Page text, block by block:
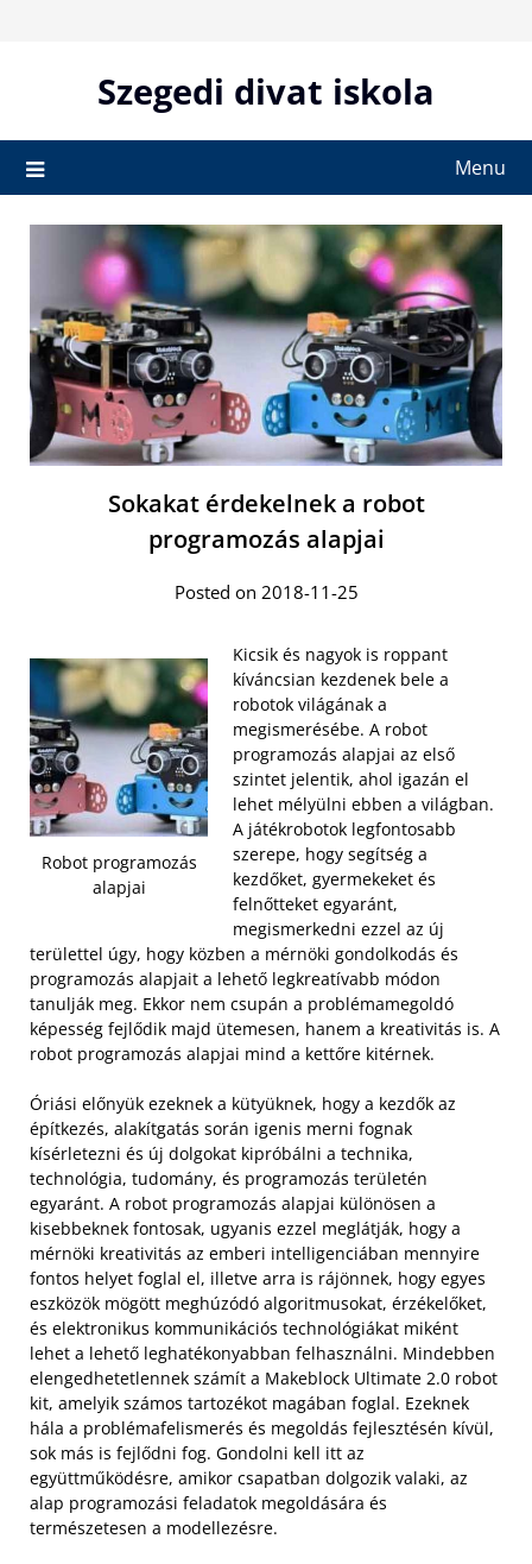
Szegedi divat iskola
Menu
Sokakat érdekelnek a robot
programozás alapjai
Posted on 2018-11-25
Robot programozás
alapjai
Kicsik és nagyok is roppant
kíváncsian kezdenek bele a
robotok világának a
megismerésébe. A robot
programozás alapjai az első
szintet jelentik, ahol igazán el
lehet mélyülni ebben a világban.
A játékrobotok legfontosabb
szerepe, hogy segítség a
kezdőket, gyermekeket és
felnőtteket egyaránt,
megismerkedni ezzel az új
területtel úgy, hogy közben a mérnöki gondolkodás és
programozás alapjait a lehető legkreatívabb módon
tanulják meg. Ekkor nem csupán a problémamegoldó
képesség fejlődik majd ütemesen, hanem a kreativitás is. A
robot programozás alapjai mind a kettőre kitérnek.
Óriási előnyük ezeknek a kütyüknek, hogy a kezdők az
építkezés, alakítgatás során igenis merni fognak
kísérletezni és új dolgokat kipróbálni a technika,
technológia, tudomány, és programozás területén
egyaránt. A robot programozás alapjai különösen a
kisebbeknek fontosak, ugyanis ezzel meglátják, hogy a
mérnöki kreativitás az emberi intelligenciában mennyire
fontos helyet foglal el, illetve arra is rájönnek, hogy egyes
eszközök mögött meghúzódó algoritmusokat, érzékelőket,
és elektronikus kommunikációs technológiákat miként
lehet a lehető leghatékonyabban felhasználni. Mindebben
elengedhetetlennek számít a Makeblock Ultimate 2.0 robot
kit, amelyik számos tartozékot magában foglal. Ezeknek
hála a problémafelismerés és megoldás fejlesztésén kívül,
sok más is fejlődni fog. Gondolni kell itt az
együttműködésre, amikor csapatban dolgozik valaki, az
alap programozási feladatok megoldására és
természetesen a modellezésre.